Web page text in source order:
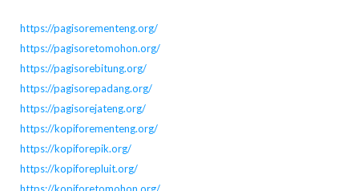
https://pagisorementeng.org/
https://pagisoretomohon.org/
https://pagisorebitung.org/
https://pagisorepadang.org/
https://pagisorejateng.org/
https://kopiforementeng.org/
https://kopiforepik.org/
https://kopiforepluit.org/